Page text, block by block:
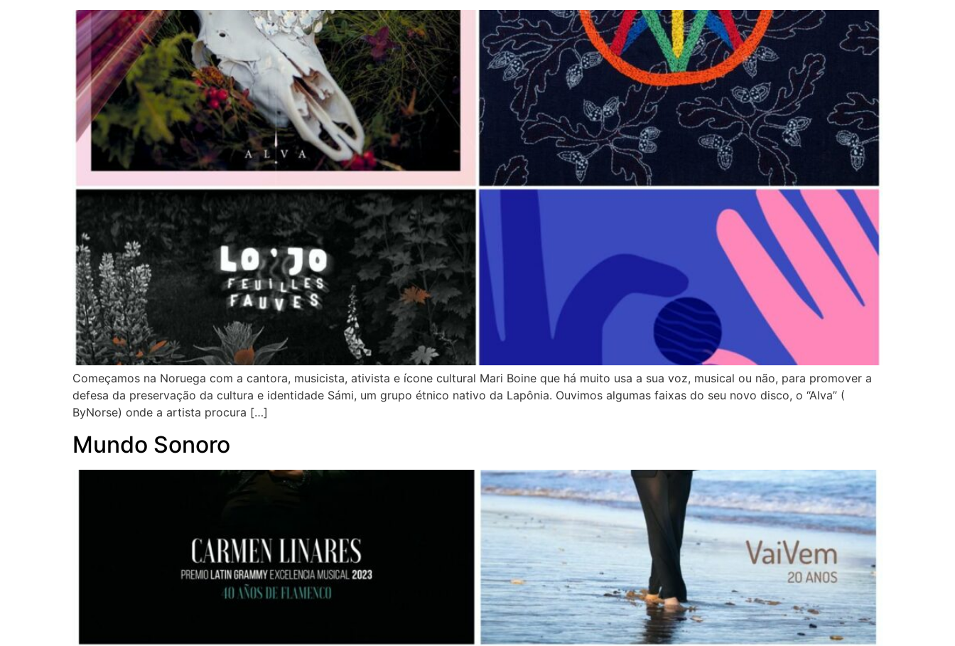
Começamos na Noruega com a cantora, musicista, ativista e ícone cultural Mari Boine que há muito usa a sua voz, musical ou não, para promover a
defesa da preservação da cultura e identidade Sámi, um grupo étnico nativo da Lapônia. Ouvimos algumas faixas do seu novo disco, o “Alva” (
ByNorse) onde a artista procura […]
Mundo Sonoro